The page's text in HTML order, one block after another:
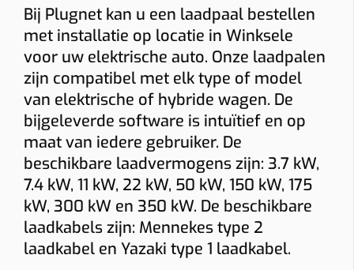
Bij Plugnet kan u een laadpaal bestellen
met installatie op locatie in Winksele
voor uw elektrische auto. Onze laadpalen
zijn compatibel met elk type of model
van elektrische of hybride wagen. De
bijgeleverde software is intuïtief en op
maat van iedere gebruiker. De
beschikbare laadvermogens zijn: 3.7 kW,
7.4 kW, 11 kW, 22 kW, 50 kW, 150 kW, 175
kW, 300 kW en 350 kW. De beschikbare
laadkabels zijn: Mennekes type 2
laadkabel en Yazaki type 1 laadkabel.
Voorkomt dat de hoofdzekering uitvalt.
Meter
Digitale meter Analoge meter
BTW thuis
Woning ≥10 jaar (6% btw) Nieuwere woning (21% btw)
Alleen bij “Thuis”.
Gewenste functies (meerdere mogelijk)
Solar laden Dynamische tarieven laden Vaste kabel
Socket Smart charging Mobiele app
Ingebouwde MID-meter